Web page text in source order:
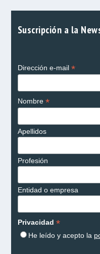
Suscripción a la
Dirección e-mail *
Nombre *
Apellidos
Profesión
Entidad o empresa
Privacidad *
He leído y acepto la